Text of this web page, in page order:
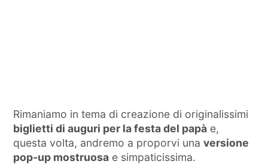
Rimaniamo in tema di creazione di originalissimi
biglietti di auguri per la festa del papà e,
questa volta, andremo a proporvi unaversione
pop-up mostruosa e simpaticissima.